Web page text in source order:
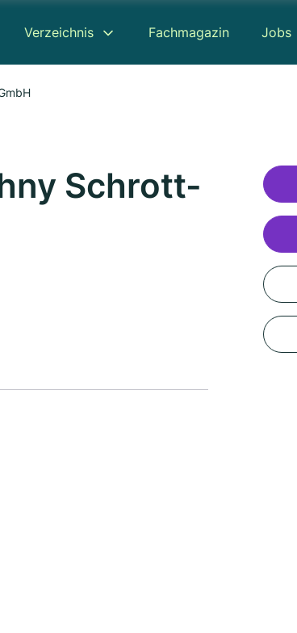
Verzeichnis Fachmagazin Jobs
Schrott-